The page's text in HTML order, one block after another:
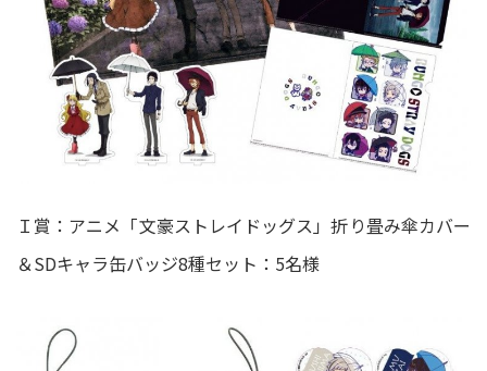
Ｉ賞：アニメ「文豪ストレイドッグス」折り畳み傘カバー
＆SDキャラ缶バッジ8種セット：5名様